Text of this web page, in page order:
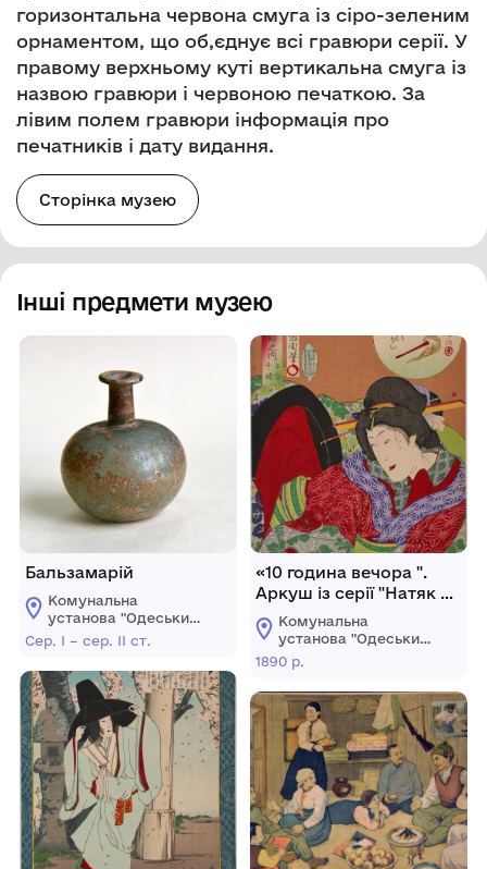
горизонтальна червона смуга із сіро-зеленим
орнаментом, що об,єднує всі гравюри серії. У
правому верхньому куті вертикальна смуга із
назвою гравюри і червоною печаткою. За
лівим полем гравюри інформація про
печатників і дату видання.
Сторінка музею
Інші предмети музею
Бальзамарій
Комунальна
установа "Одеський
музей західного і
східного мистецтва"
Сер. I – сер. ІІ ст.
«10 година вечора ".
Аркуш із серії "Натяк на
24 години"
Комунальна
установа "Одеський
музей західного і
східного мистецтва"
1890 р.